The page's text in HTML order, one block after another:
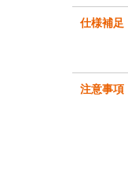
仕様補足
注意事項